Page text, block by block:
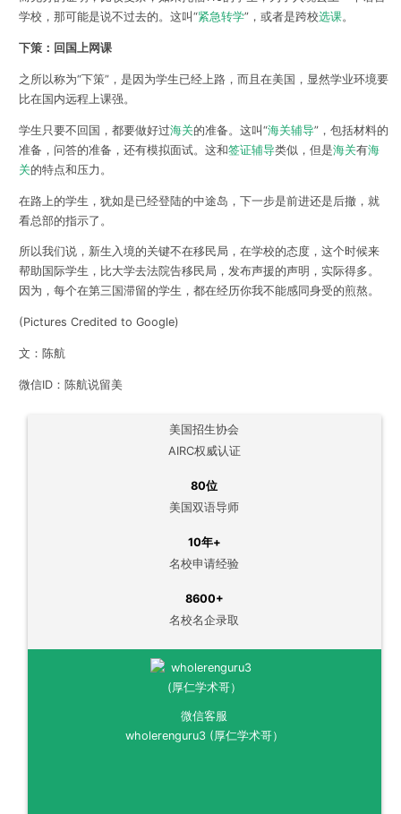
学校，那可能是说不过去的。这叫“紧急转学”，或者是跨校选课。
下策：回国上网课
之所以称为“下策”，是因为学生已经上路，而且在美国，显然学业环境要
比在国内远程上课强。
学生只要不回国，都要做好过海关的准备。这叫“海关辅导”，包括材料的
准备，问答的准备，还有模拟面试。这和签证辅导类似，但是海关有海
关的特点和压力。
在路上的学生，犹如是已经登陆的中途岛，下一步是前进还是后撤，就
看总部的指示了。
所以我们说，新生入境的关键不在移民局，在学校的态度，这个时候来
帮助国际学生，比大学去法院告移民局，发布声援的声明，实际得多。
因为，每个在第三国滞留的学生，都在经历你我不能感同身受的煎熬。
(Pictures Credited to Google)
文：陈航
微信ID：陈航说留美
美国招生协会
AIRC权威认证
80位
美国双语导师
10年+
名校申请经验
8600+
名校名企录取
微信客服
wholerenguru3 (厚仁学术哥）